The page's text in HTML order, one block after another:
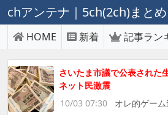
chアンテナ｜5ch(2ch)まと
HOME 新着 記事ラン
さいたま市議で公表された
ネット民激震
10/03 07:30
オレ的ゲー